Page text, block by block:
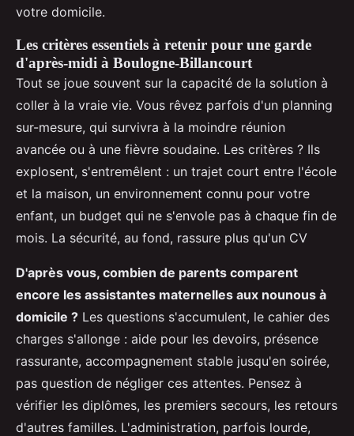
votre domicile.
Les critères essentiels à retenir pour une garde
d'après-midi à Boulogne-Billancourt
Tout se joue souvent sur la capacité de la solution à
coller à la vraie vie. Vous rêvez parfois d'un planning
sur-mesure, qui survivra à la moindre réunion
avancée ou à une fièvre soudaine. Les critères ? Ils
explosent, s'entremêlent : un trajet court entre l'école
et la maison, un environnement connu pour votre
enfant, un budget qui ne s'envole pas à chaque fin de
mois. La sécurité, au fond, rassure plus qu'un CV
D'après vous, combien de parents comparent
encore les assistantes maternelles aux nounous à
domicile ? Les questions s'accumulent, le cahier des
charges s'allonge : aide pour les devoirs, présence
rassurante, accompagnement stable jusqu'en soirée,
pas question de négliger ces attentes. Pensez à
vérifier les diplômes, les premiers secours, les retours
d'autres familles. L'administration, parfois lourde,